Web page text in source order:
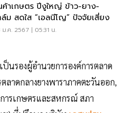
ค้าเกษตร ปีงูใหญ่ ข้าว-ยาง-
ล์ม สดใส “เอลนีโญ” ปัจจัยเสี่ยง
ม.ค. 2567 | 05:31 น.
นรองผู้อำนวยการองค์การตลาด
ลาดกลางยางพาราภาคตะวันออก,
ารเกษตรและสหกรณ์ สภา